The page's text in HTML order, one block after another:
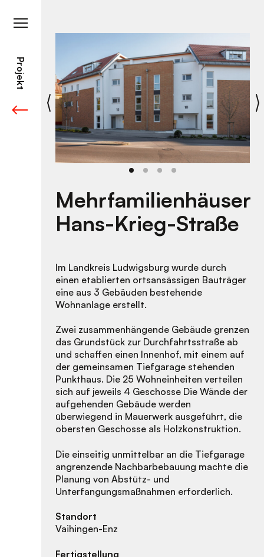
content
Projekt
Mehrfamilienhäuser
Hans-Krieg-Straße
Im Landkreis Ludwigsburg wurde durch
einen etablierten ortsansässigen Bauträger
eine aus 3 Gebäuden bestehende
Wohnanlage erstellt.
Zwei zusammenhängende Gebäude grenzen
das Grundstück zur Durchfahrtsstraße ab
und schaffen einen Innenhof, mit einem auf
der gemeinsamen Tiefgarage stehenden
Punkthaus. Die 25 Wohneinheiten verteilen
sich auf jeweils 4 Geschosse Die Wände der
aufgehenden Gebäude werden
überwiegend in Mauerwerk ausgeführt, die
obersten Geschosse als Holzkonstruktion.
Die einseitig unmittelbar an die Tiefgarage
angrenzende Nachbarbebauung machte die
Planung von Abstütz- und
Unterfangungsmaßnahmen erforderlich.
Standort
Vaihingen-Enz
Fertigstellung